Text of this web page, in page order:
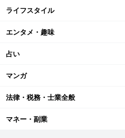
ライフスタイル
エンタメ・趣味
占い
マンガ
法律・税務・士業全般
マネー・副業